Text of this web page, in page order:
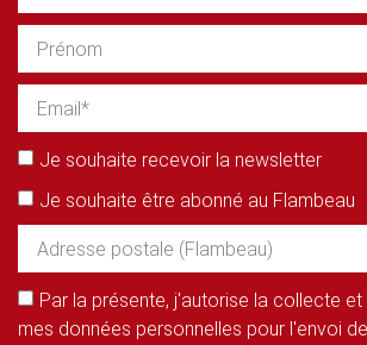
Je souhaite recevoir la newsletter
Je souhaite être abonné au Flambeau
Par la présente, j'autorise la collecte
mes données personnelles pour l'envoi